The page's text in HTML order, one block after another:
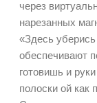
через
нарезанных
«Здесь
обеспечивают
готовишь и
полоски ой как